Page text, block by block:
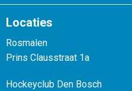
Locaties
Rosmalen
Prins Clausstraat 1a
Hockeyclub Den Bosch